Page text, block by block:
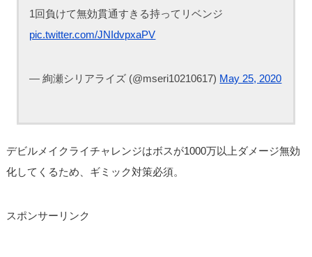
1回負けて無効貫通すきる持ってリベンジ
pic.twitter.com/JNIdvpxaPV
— 絢瀬シリアライズ (@mseri10210617) May 25, 2020
デビルメイクライチャレンジはボスが1000万以上ダメージ無効
化してくるため、ギミック対策必須。
スポンサーリンク